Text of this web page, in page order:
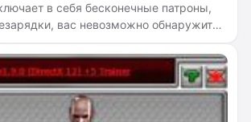
в себя бесконечные патроны,
вас невозможно обнаружить